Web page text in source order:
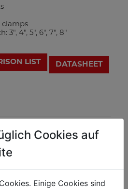
clamps
3", 4", 5", 6", 7", 8"
LIST DATASHEET
12
Cookies auf
Einige Cookies sind